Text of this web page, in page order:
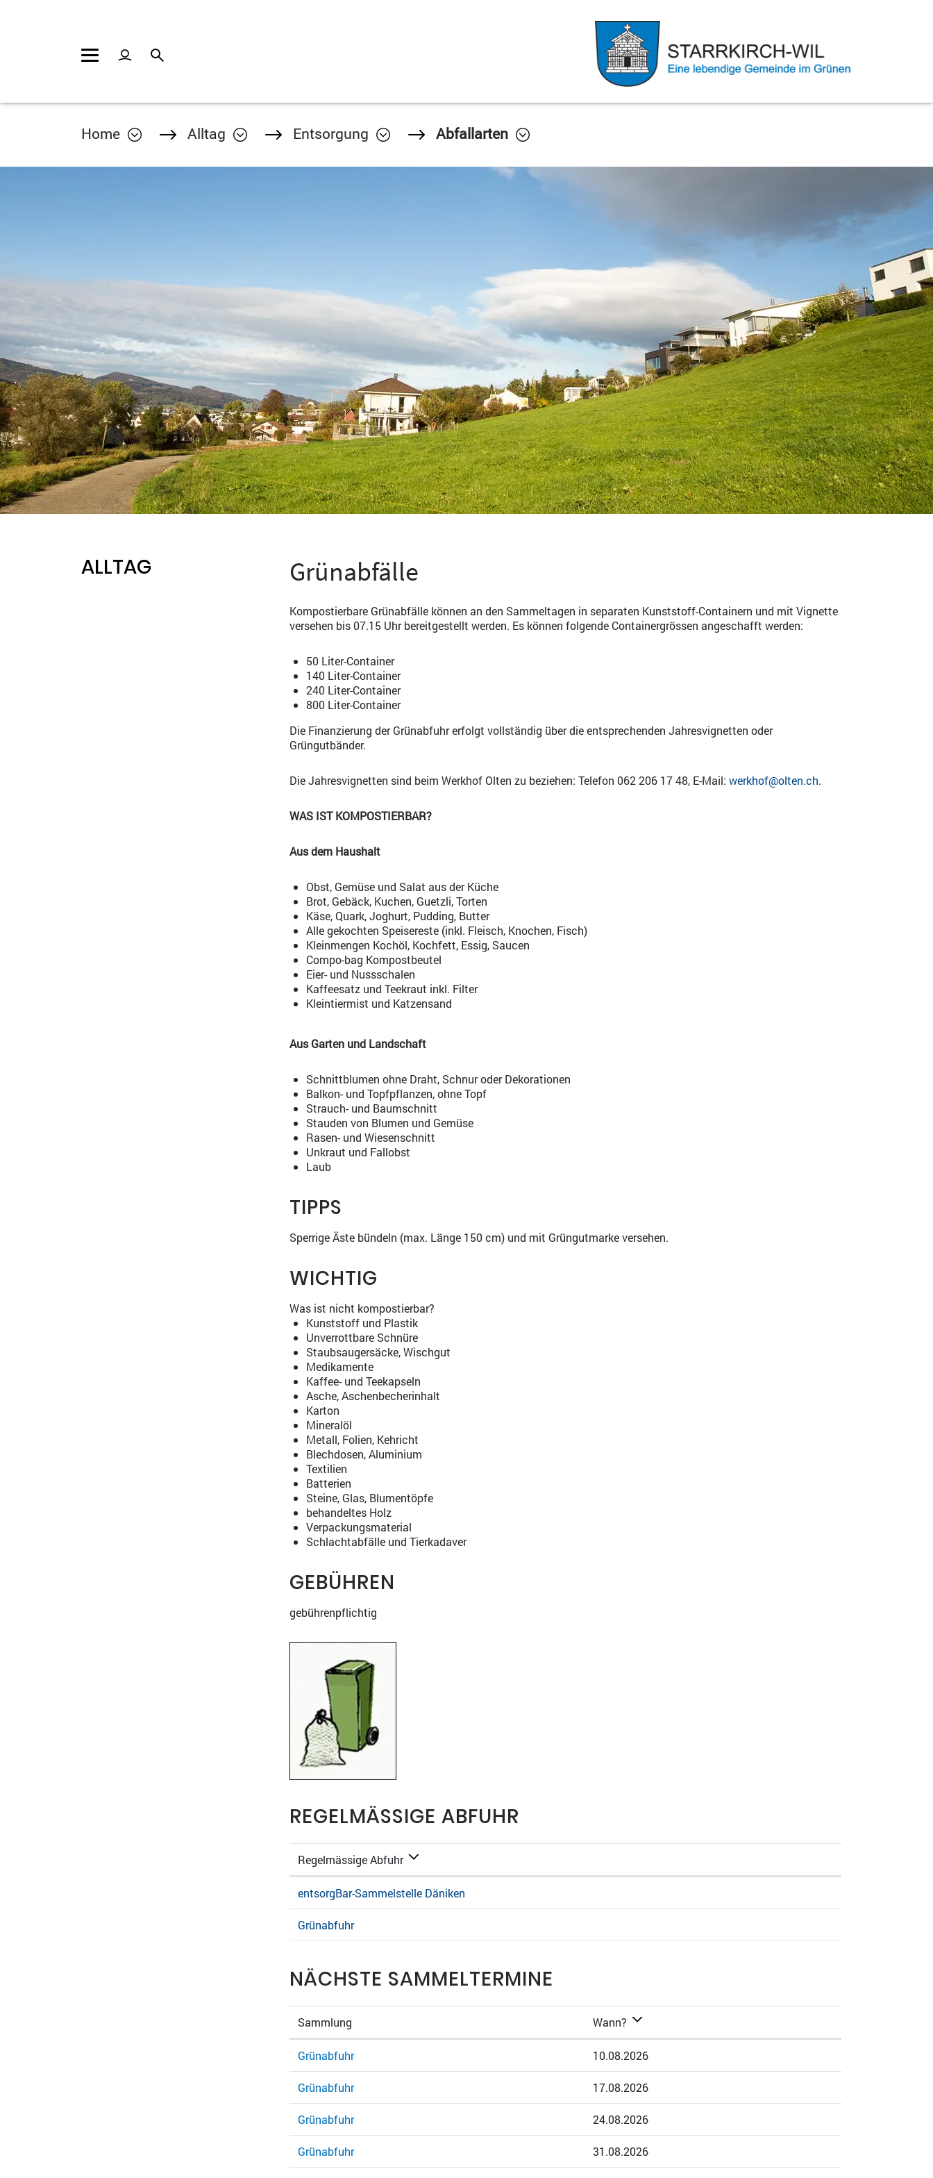
Home Alltag Entsorgung Abfallarten
ALLTAG Grünabfälle
Kompostierbare Grünabfälle können an den Sammeltagen in separaten Kunststoff-Containern und mit Vignette
versehen bis 07.15 Uhr bereitgestellt werden. Es können folgende Containergrössen angeschafft werden:
50 Liter-Container
140 Liter-Container
240 Liter-Container
800 Liter-Container
Die Finanzierung der Grünabfuhr erfolgt vollständig über die entsprechenden Jahresvignetten oder
Grüngutbänder.
Die Jahresvignetten sind beim Werkhof Olten zu beziehen: Telefon 062 206 17 48, E-Mail: werkhof@olten.ch.
WAS IST KOMPOSTIERBAR?
Aus dem Haushalt
Obst, Gemüse und Salat aus der Küche
Brot, Gebäck, Kuchen, Guetzli, Torten
Käse, Quark, Joghurt, Pudding, Butter
Alle gekochten Speisereste (inkl. Fleisch, Knochen, Fisch)
Kleinmengen Kochöl, Kochfett, Essig, Saucen
Compo-bag Kompostbeutel
Eier- und Nussschalen
Kaffeesatz und Teekraut inkl. Filter
Kleintiermist und Katzensand
Aus Garten und Landschaft
Schnittblumen ohne Draht, Schnur oder Dekorationen
Balkon- und Topfpflanzen, ohne Topf
Strauch- und Baumschnitt
Stauden von Blumen und Gemüse
Rasen- und Wiesenschnitt
Unkraut und Fallobst
Laub
TIPPS
Sperrige Äste bündeln (max. Länge 150 cm) und mit Grüngutmarke versehen.
WICHTIG
Was ist nicht kompostierbar?
Kunststoff und Plastik
Unverrottbare Schnüre
Staubsaugersäcke, Wischgut
Medikamente
Kaffee- und Teekapseln
Asche, Aschenbecherinhalt
Karton
Mineralöl
Metall, Folien, Kehricht
Blechdosen, Aluminium
Textilien
Batterien
Steine, Glas, Blumentöpfe
behandeltes Holz
Verpackungsmaterial
Schlachtabfälle und Tierkadaver
GEBÜHREN
gebührenpflichtig
REGELMÄSSIGE ABFUHR
Regelmässige Abfuhr
entsorgBar-Sammelstelle Däniken
Grünabfuhr
NÄCHSTE SAMMELTERMINE
Sammlung Wann?
Grünabfuhr 10.08.2026
Grünabfuhr 17.08.2026
Grünabfuhr 24.08.2026
Grünabfuhr 31.08.2026